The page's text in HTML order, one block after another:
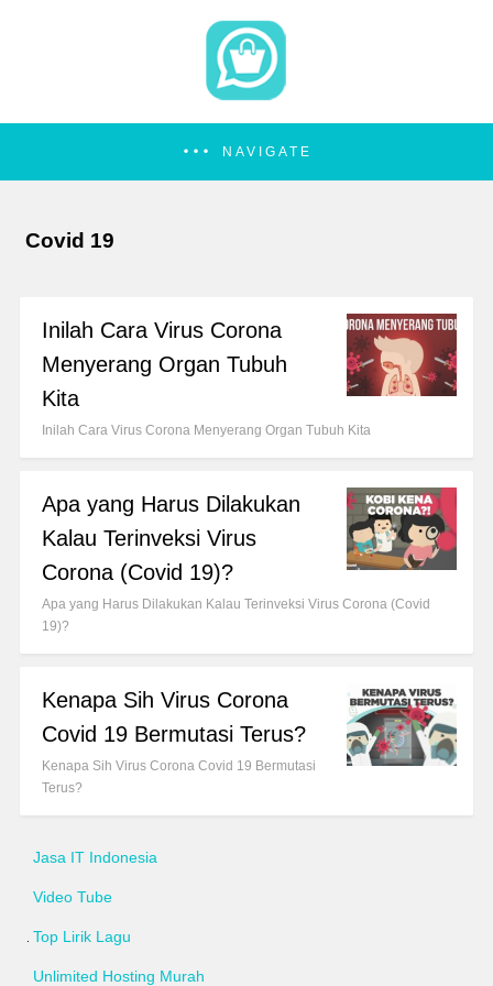
NAVIGATE
Covid 19
Inilah Cara Virus Corona
Menyerang Organ Tubuh
Kita
Inilah Cara Virus Corona Menyerang Organ Tubuh Kita
Apa yang Harus Dilakukan
Kalau Terinveksi Virus
Corona (Covid 19)?
Apa yang Harus Dilakukan Kalau Terinveksi Virus Corona (Covid
19)?
Kenapa Sih Virus Corona
Covid 19 Bermutasi Terus?
Kenapa Sih Virus Corona Covid 19 Bermutasi
Terus?
Jasa IT Indonesia
Video Tube
Top Lirik Lagu
Unlimited Hosting Murah